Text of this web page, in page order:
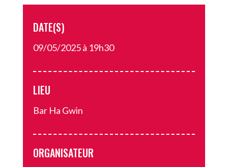
DATE(S)
09/05/2025 à 19h30
LIEU
Bar Ha Gwin
ORGANISATEUR